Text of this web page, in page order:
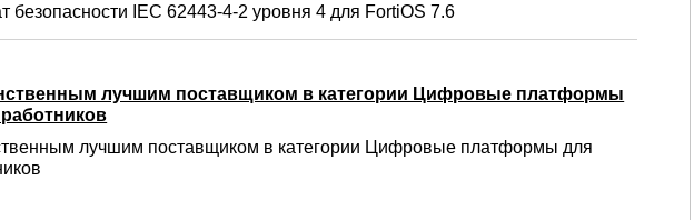
безопасности IEC 62443-4-2 уровня 4 для FortiOS 7.6
лучшим поставщиком в категории Цифровые платформы
лучшим поставщиком в категории Цифровые платформы для